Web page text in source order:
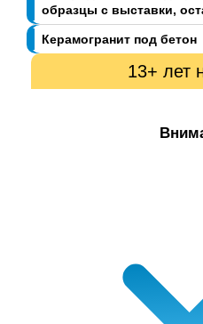
образцы с выставки,
Керамогранит под бетон
13+ лет